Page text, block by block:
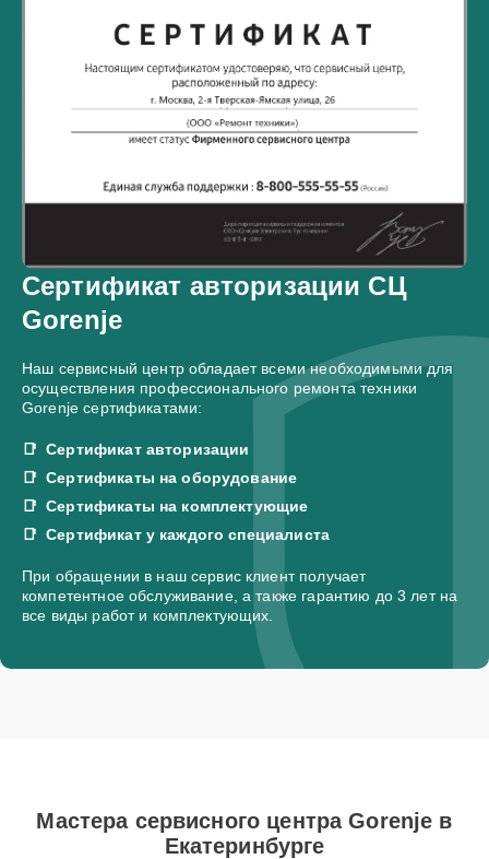
Сертификат авторизации СЦ
Gorenje
Наш сервисный центр обладает всеми необходимыми для
осуществления профессионального ремонта техники
Gorenje сертификатами:
Сертификат авторизации
Сертификаты на оборудование
Сертификаты на комплектующие
Сертификат у каждого специалиста
При обращении в наш сервис клиент получает
компетентное обслуживание, а также гарантию до 3 лет на
все виды работ и комплектующих.
Мастера сервисного центра Gorenje в
Екатеринбурге